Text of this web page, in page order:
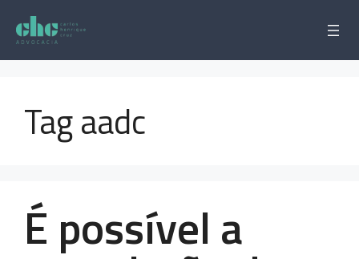
para
conteúdo
Tag aadc
É possível a